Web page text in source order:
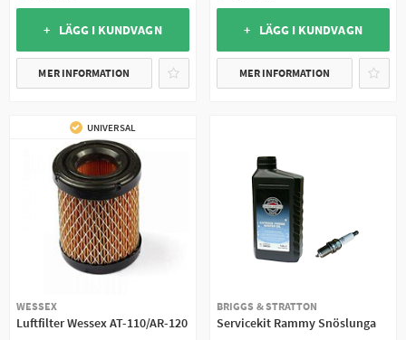
+ LÄGG I KUNDVAGN
MER INFORMATION
+ LÄGG I KUNDVAGN
MER INFORMATION
UNIVERSAL
WESSEX
Luftfilter Wessex AT-110/AR-120
BRIGGS & STRATTON
Servicekit Rammy Snöslunga